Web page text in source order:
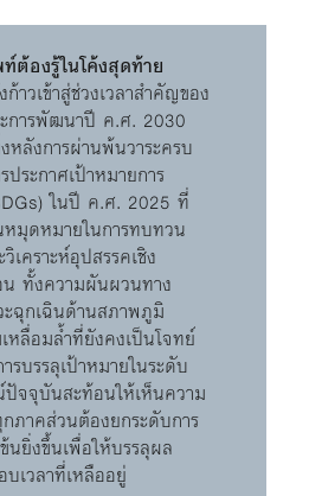
ต้องรู้ในโค้งสุดท้าย
ก้าวเข้าสู่ช่วงเวลาสำคัญของ
ะการพัฒนาปี ค.ศ. 2030
หลังการผ่านพ้นวาระครบ
ระกาศเป้าหมายการ
ในปี ค.ศ. 2025 ที่
มุดหมายในการทบทวน
เคราะห์อุปสรรคเชิง
น ทั้งความผันผวนทาง
ฉุกเฉินด้านสภาพภูมิ
หลื่อมล้ำที่ยังคงเป็นโจทย์
บรรลุเป้าหมายในระดับ
จจุบันสะท้อนให้เห็นความ
ภาคส่วนต้องยกระดับการ
นยิ่งขึ้นเพื่อให้บรรลุผล
เวลาที่เหลืออยู่